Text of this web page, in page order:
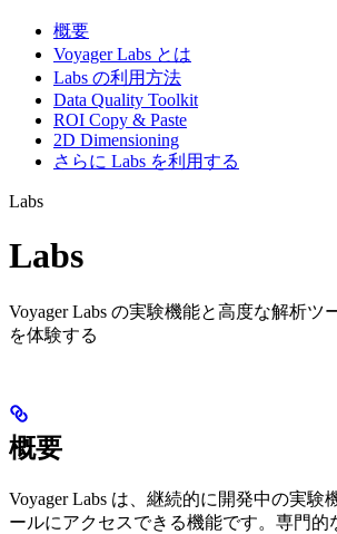
概要
Voyager Labs とは
Labs の利用方法
Data Quality Toolkit
ROI Copy & Paste
2D Dimensioning
さらに Labs を利用する
Labs
Labs
Voyager Labs の実験機能と高度な解析ツ
を体験する
概要
Voyager Labs は、継続的に開発中の実験
ールにアクセスできる機能です。専門的